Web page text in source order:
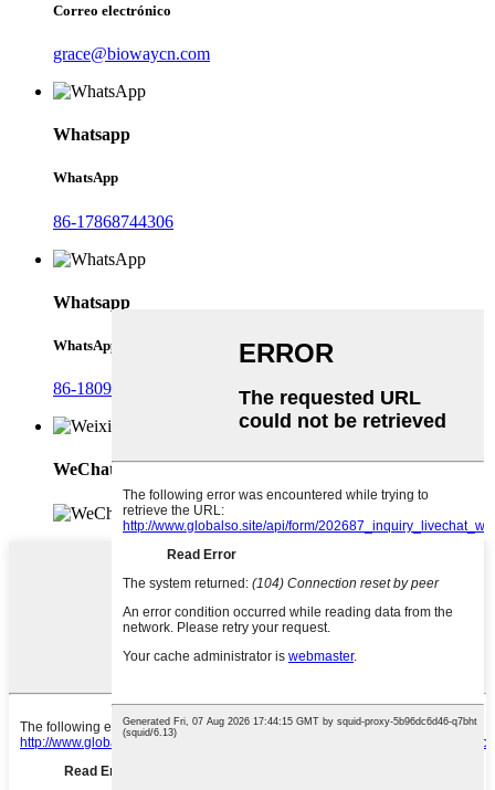
Correo electrónico
grace@biowaycn.com
Whatsapp
WhatsApp
86-17868744306
Whatsapp
WhatsApp
86-18092321288
WeChat